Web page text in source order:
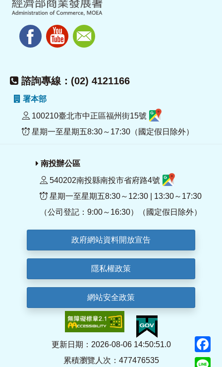
諮詢專線：(02) 4121166
署本部
100210臺北市中正區福州街15號
星期一至星期五8:30～17:30（國定假日除外）
南投辦公區
540202南投縣南投市省府路4號
星期一至星期五8:30～12:30 | 13:30～17:30
（公司登記：9:00～16:30）（國定假日除外）
政府網站資料開放宣告
隱私權政策
網站安全政策
更新日期：2026-08-06 14:50:51.0
累積瀏覽人次：477476535